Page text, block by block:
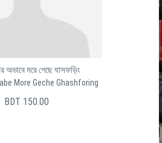
অভাবে মরে গেছে ঘাসফড়িং
More Geche Ghashforing
BDT 150.00